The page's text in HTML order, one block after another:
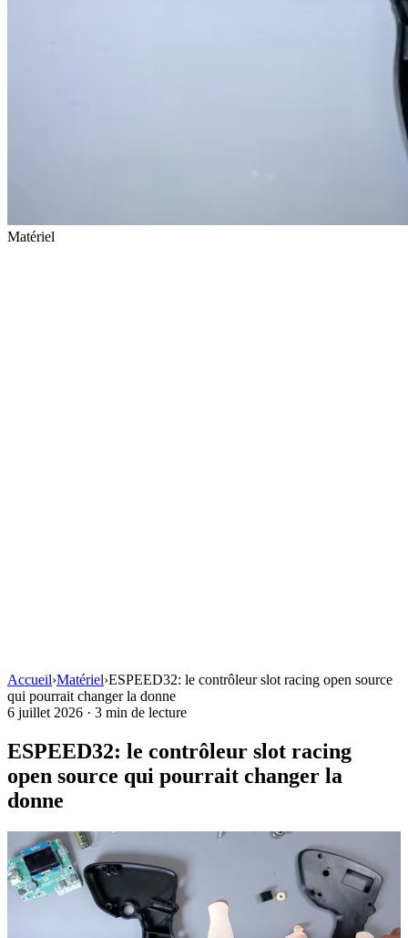
Matériel
Accueil›Matériel›ESPEED32: le contrôleur slot racing open source
qui pourrait changer la donne
6 juillet 2026 · 3 min de lecture
ESPEED32: le contrôleur slot racing
open source qui pourrait changer la
donne